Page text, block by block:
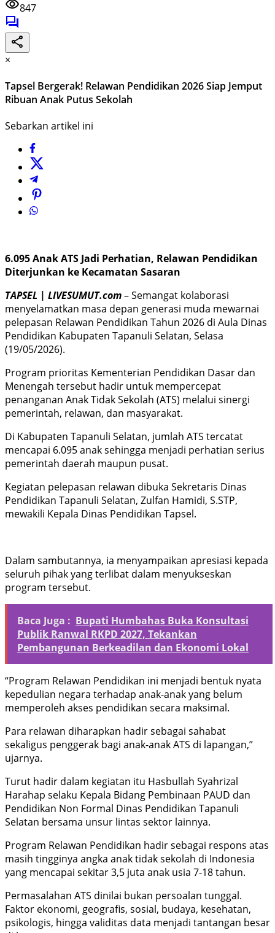
847
×
Tapsel Bergerak! Relawan Pendidikan 2026 Siap Jemput
Ribuan Anak Putus Sekolah
Sebarkan artikel ini
6.095 Anak ATS Jadi Perhatian, Relawan Pendidikan
Diterjunkan ke Kecamatan Sasaran
TAPSEL | LIVESUMUT.com– Semangat kolaborasi
menyelamatkan masa depan generasi muda mewarnai
pelepasan Relawan Pendidikan Tahun 2026 di Aula Dinas
Pendidikan Kabupaten Tapanuli Selatan, Selasa
(19/05/2026).
Program prioritas Kementerian Pendidikan Dasar dan
Menengah tersebut hadir untuk mempercepat
penanganan Anak Tidak Sekolah (ATS) melalui sinergi
pemerintah, relawan, dan masyarakat.
Di Kabupaten Tapanuli Selatan, jumlah ATS tercatat
mencapai 6.095 anak sehingga menjadi perhatian serius
pemerintah daerah maupun pusat.
Kegiatan pelepasan relawan dibuka Sekretaris Dinas
Pendidikan Tapanuli Selatan, Zulfan Hamidi, S.STP,
mewakili Kepala Dinas Pendidikan Tapsel.
Dalam sambutannya, ia menyampaikan apresiasi kepada
seluruh pihak yang terlibat dalam menyukseskan
program tersebut.
Baca Juga : Bupati Humbahas Buka Konsultasi
Publik Ranwal RKPD 2027, Tekankan
Pembangunan Berkeadilan dan Ekonomi Lokal
“Program Relawan Pendidikan ini menjadi bentuk nyata
kepedulian negara terhadap anak-anak yang belum
memperoleh akses pendidikan secara maksimal.
Para relawan diharapkan hadir sebagai sahabat
sekaligus penggerak bagi anak-anak ATS di lapangan,”
ujarnya.
Turut hadir dalam kegiatan itu Hasbullah Syahrizal
Harahap selaku Kepala Bidang Pembinaan PAUD dan
Pendidikan Non Formal Dinas Pendidikan Tapanuli
Selatan bersama unsur lintas sektor lainnya.
Program Relawan Pendidikan hadir sebagai respons atas
masih tingginya angka anak tidak sekolah di Indonesia
yang mencapai sekitar 3,5 juta anak usia 7-18 tahun.
Permasalahan ATS dinilai bukan persoalan tunggal.
Faktor ekonomi, geografis, sosial, budaya, kesehatan,
psikologis, hingga validitas data menjadi tantangan besar